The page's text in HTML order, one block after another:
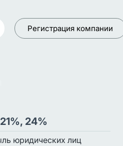
Регистрация компании
24%
юридических лиц